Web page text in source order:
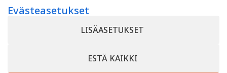
Facebook
Evästeasetukset
LISÄASETUKSET
ESTÄ KAIKKI